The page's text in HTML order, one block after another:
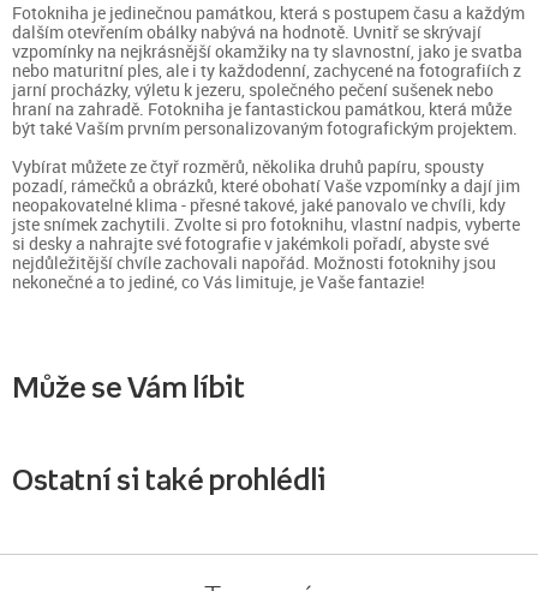
Fotokniha je jedinečnou památkou, která s postupem času a každým
dalším otevřením obálky nabývá na hodnotě. Uvnitř se skrývají
vzpomínky na nejkrásnější okamžiky na ty slavnostní, jako je svatba
nebo maturitní ples, ale i ty každodenní, zachycené na fotografiích z
jarní procházky, výletu k jezeru, společného pečení sušenek nebo
hraní na zahradě. Fotokniha je fantastickou památkou, která může
být také Vaším prvním personalizovaným fotografickým projektem.
Vybírat můžete ze čtyř rozměrů, několika druhů papíru, spousty
pozadí, rámečků a obrázků, které obohatí Vaše vzpomínky a dají jim
neopakovatelné klima - přesné takové, jaké panovalo ve chvíli, kdy
jste snímek zachytili. Zvolte si pro fotoknihu, vlastní nadpis, vyberte
si desky a nahrajte své fotografie v jakémkoli pořadí, abyste své
nejdůležitější chvíle zachovali napořád. Možnosti fotoknihy jsou
nekonečné a to jediné, co Vás limituje, je Vaše fantazie!
Může se Vám líbit
Ostatní si také prohlédli